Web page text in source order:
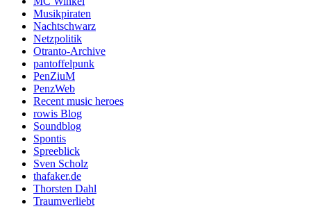
Musikpiraten
Nachtschwarz
Netzpolitik
Otranto-Archive
pantoffelpunk
PenZiuM
PenzWeb
Recent music heroes
rowis Blog
Soundblog
Spontis
Spreeblick
Sven Scholz
thafaker.de
Thorsten Dahl
Traumverliebt